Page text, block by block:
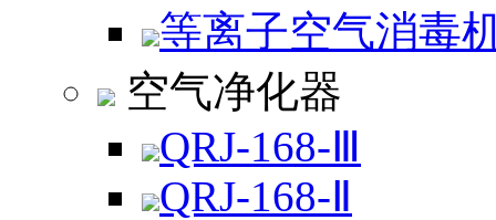
等离子空气消毒
空气净化器
QRJ-168-Ⅲ
QRJ-168-Ⅱ